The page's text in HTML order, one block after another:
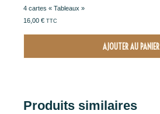
4 cartes « Tableaux »
16,00 € TTC
AJOUTER AU PANIER
Produits similaires